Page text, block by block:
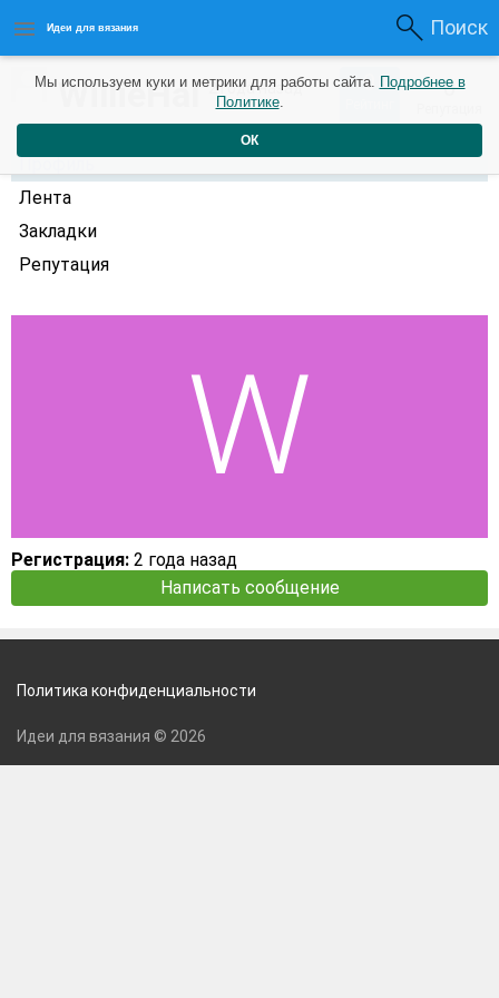
Идеи для вязания Поиск
WillieHal2 года назад 0 0
Профиль
Лента
Закладки
Репутация
Регистрация: 2 года назад
Написать сообщение
Мы используем куки и метрики для работы сайта. Подробнее в
Политике.
ОК
Политика конфиденциальности
Идеи для вязания © 2026